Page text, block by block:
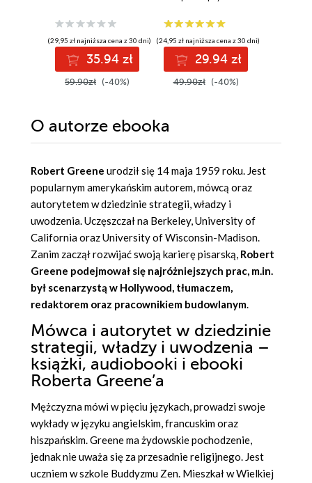
(29,95 zł najniższa cena z 30 dni)
35.94 zł
59.90zł (-40%)
(24,95 zł najniższa cena z 30 dni)
29.94 zł
49.90zł (-40%)
O autorze ebooka
Robert Greene urodził się 14 maja 1959 roku. Jest
popularnym amerykańskim autorem, mówcą oraz
autorytetem w dziedzinie strategii, władzy i
uwodzenia. Uczęszczał na Berkeley, University of
California oraz University of Wisconsin-Madison.
Zanim zaczął rozwijać swoją karierę pisarską, Robert
Greene podejmował się najróżniejszych prac, m.in.
był scenarzystą w Hollywood, tłumaczem,
redaktorem oraz pracownikiem budowlanym.
Mówca i autorytet w dziedzinie
strategii, władzy i uwodzenia –
książki, audiobooki i ebooki
Roberta Greene’a
Mężczyzna mówi w pięciu językach, prowadzi swoje
wykłady w języku angielskim, francuskim oraz
hiszpańskim. Greene ma żydowskie pochodzenie,
jednak nie uważa się za przesadnie religijnego. Jest
uczniem w szkole Buddyzmu Zen. Mieszkał w Wielkiej